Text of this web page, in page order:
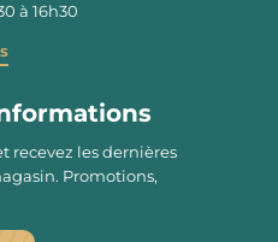
à 16h30
recevez les dernières
Promotions,